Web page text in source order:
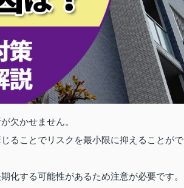
欠かせません。
ることでリスクを最小限に抑えることがで
化する可能性があるため注意が必要です。